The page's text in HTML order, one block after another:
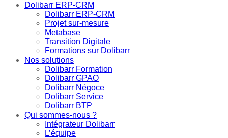
Dolibarr ERP-CRM
Dolibarr ERP-CRM
Projet sur-mesure
Metabase
Transition Digitale
Formations sur Dolibarr
Nos solutions
Dolibarr Formation
Dolibarr GPAO
Dolibarr Négoce
Dolibarr Service
Dolibarr BTP
Qui sommes-nous ?
Intégrateur Dolibarr
L’équipe